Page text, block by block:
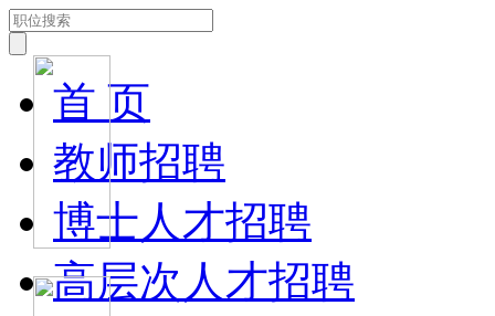
首 页
教师招聘
博士人才招聘
高层次人才招聘